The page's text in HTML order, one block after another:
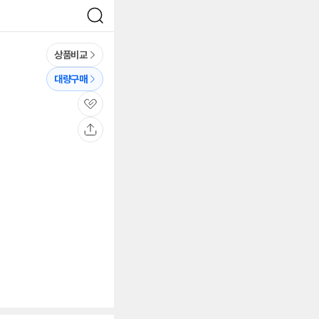
검
색
상품비교
대량구매
관
심